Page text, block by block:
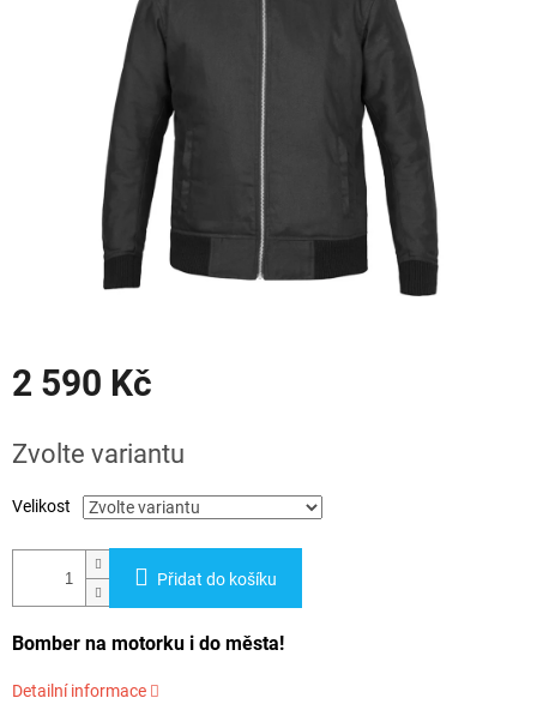
hvězdiček.
2 590 Kč
cena:
Zvolte variantu
Velikost
Přidat do košíku
Bomber na motorku i do města!
Detailní informace